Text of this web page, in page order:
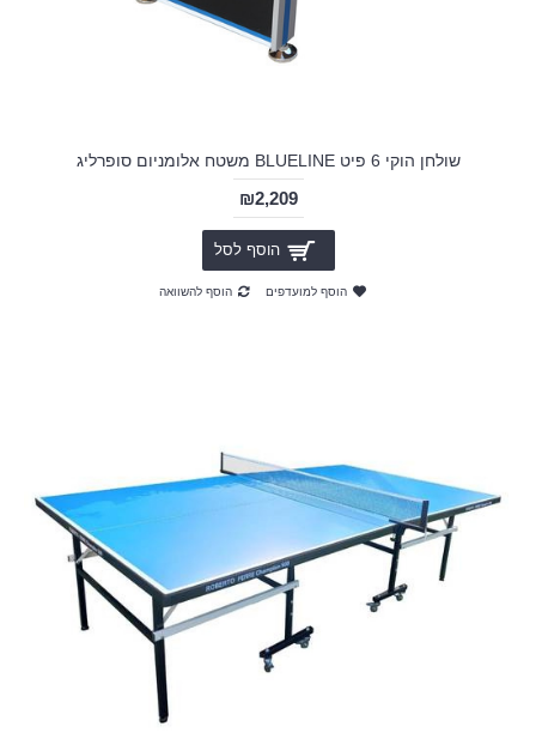
שולחן הוקי 6 פיט BLUELINE משטח אלומניום סופרליג
₪2,209
הוסף לסל
הוסף למועדפים הוסף להשוואה